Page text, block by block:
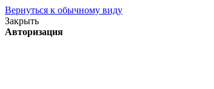
Вернуться к обычному виду
Закрыть
Авторизация